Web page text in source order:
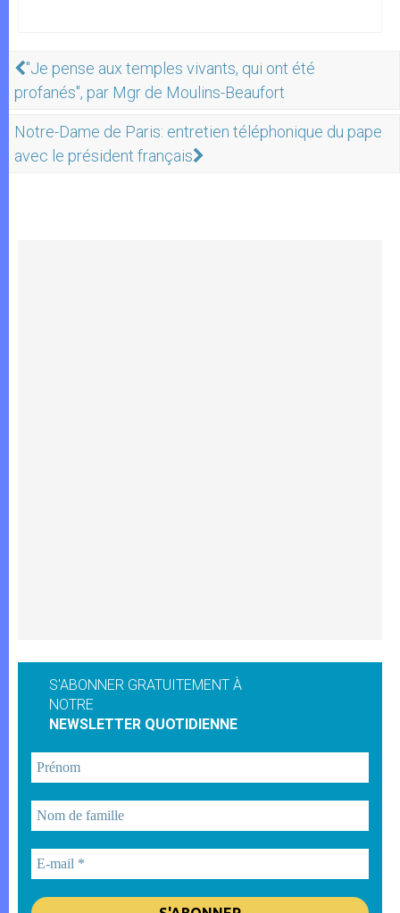
"Je pense aux temples vivants, qui ont été
profanés", par Mgr de Moulins-Beaufort
Notre-Dame de Paris: entretien téléphonique du pape
avec le président français
S'ABONNER GRATUITEMENT À
NOTRE
NEWSLETTER QUOTIDIENNE